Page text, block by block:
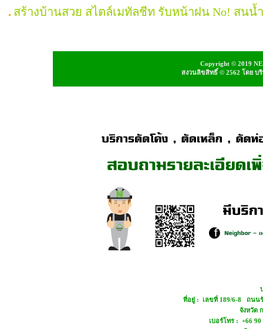
สร้างบ้านสวย สไตล์เมทัลชีท รับหน้าฝน No! สนน้
Copyright © 2019
สงวนลิขสิทธิ์ © 2562 โดย บ
ที่อยู่ : เลขที่ 189/6-8 ถนน
จังหวัด
เบอร์โทร : +66